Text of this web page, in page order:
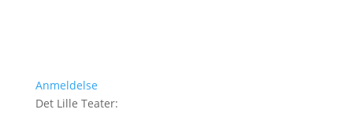
Anmeldelse
Det Lille Teater: